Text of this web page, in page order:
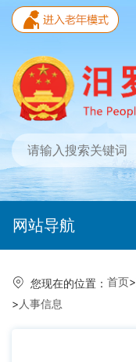
网站导航
您现在的位置： 首页>
> 人事信息